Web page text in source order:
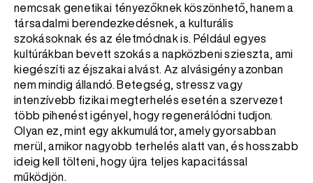
nemcsak genetikai tényezőknek köszönhető, hanem a
társadalmi berendezkedésnek, a kulturális
szokásoknak és az életmódnak is. Például egyes
kultúrákban bevett szokás a napközbeni szieszta, ami
kiegészíti az éjszakai alvást. Az alvásigény azonban
nem mindig állandó. Betegség, stressz vagy
intenzívebb fizikai megterhelés esetén a szervezet
több pihenést igényel, hogy regenerálódni tudjon.
Olyan ez, mint egy akkumulátor, amely gyorsabban
merül, amikor nagyobb terhelés alatt van, és hosszabb
ideig kell tölteni, hogy újra teljes kapacitással
működjön.